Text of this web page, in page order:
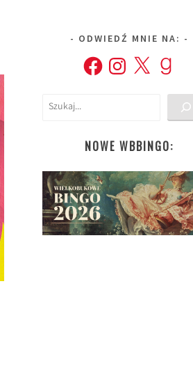
ODWIEDŹ MNIE NA:
FacebookInstagram
X Goodreads
Szukaj
NOWE WBBINGO: